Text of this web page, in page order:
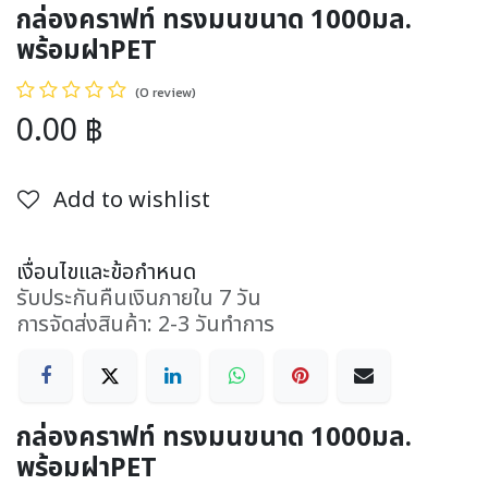
กล่องคราฟท์ ทรงมนขนาด 1000มล.
พร้อมฝาPET
(0 review)
0.00 ฿
Add to wishlist
เงื่อนไขและข้อกำหนด
รับประกันคืนเงินภายใน 7 วัน
การจัดส่งสินค้า: 2-3 วันทำการ
กล่องคราฟท์ ทรงมนขนาด 1000มล.
พร้อมฝาPET